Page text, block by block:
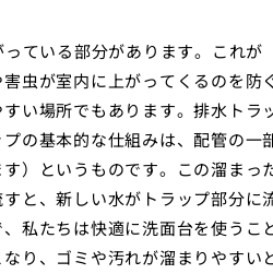
ている部分があります。これが
虫が室内に上がってくるのを防
い場所でもあります。排水トラ
の基本的な仕組みは、配管の一
）というものです。この溜まっ
と、新しい水がトラップ部分に
私たちは快適に洗面台を使うこ
り、ゴミや汚れが溜まりやすい